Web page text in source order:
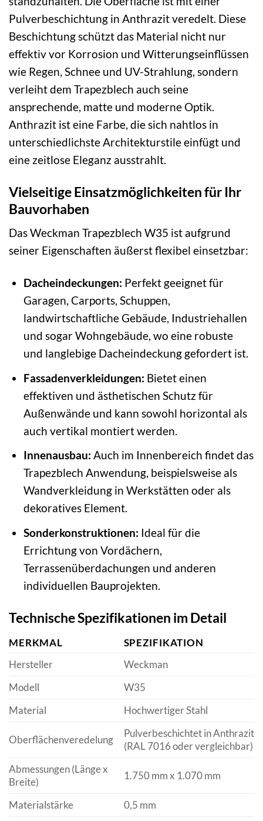
Pulverbeschichtung in Anthrazit veredelt. Diese
Beschichtung schützt das Material nicht nur
effektiv vor Korrosion und Witterungseinflüssen
wie Regen, Schnee und UV-Strahlung, sondern
verleiht dem Trapezblech auch seine
ansprechende, matte und moderne Optik.
Anthrazit ist eine Farbe, die sich nahtlos in
unterschiedlichste Architekturstile einfügt und
eine zeitlose Eleganz ausstrahlt.
Vielseitige Einsatzmöglichkeiten für Ihr
Bauvorhaben
Das Weckman Trapezblech W35 ist aufgrund
seiner Eigenschaften äußerst flexibel einsetzbar:
Dacheindeckungen: Perfekt geeignet für
Garagen, Carports, Schuppen,
landwirtschaftliche Gebäude, Industriehallen
und sogar Wohngebäude, wo eine robuste
und langlebige Dacheindeckung gefordert ist.
Fassadenverkleidungen: Bietet einen
effektiven und ästhetischen Schutz für
Außenwände und kann sowohl horizontal als
auch vertikal montiert werden.
Innenausbau: Auch im Innenbereich findet das
Trapezblech Anwendung, beispielsweise als
Wandverkleidung in Werkstätten oder als
dekoratives Element.
Sonderkonstruktionen: Ideal für die
Errichtung von Vordächern,
Terrassenüberdachungen und anderen
individuellen Bauprojekten.
Technische Spezifikationen im Detail
MERKMAL
SPEZIFIKATION
Hersteller
Weckman
Modell
W35
Material
Hochwertiger Stahl
Oberflächenveredelung
Pulverbeschichtet in Anthrazit
(RAL 7016 oder vergleichbar)
Abmessungen (Länge x
Breite)
1.750 mm x 1.070 mm
Materialstärke 0,5 mm